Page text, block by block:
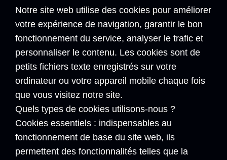
Notre site web utilise des cookies pour améliorer
votre expérience de navigation, garantir le bon
fonctionnement du service, analyser le trafic et
personnaliser le contenu. Les cookies sont de
petits fichiers texte enregistrés sur votre
ordinateur ou votre appareil mobile chaque fois
que vous visitez notre site.
Quels types de cookies utilisons-nous ?
Cookies essentiels : indispensables au
fonctionnement de base du site web, ils
permettent des fonctionnalités telles que la